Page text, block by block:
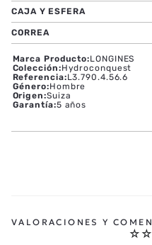
CAJA Y ESFERA
CORREA
Marca Producto:LONGINES
Colección:Hydroconquest
Referencia:L3.790.4.56.6
Género:Hombre
Origen:Suiza
Garantía:5 años
☆ ☆